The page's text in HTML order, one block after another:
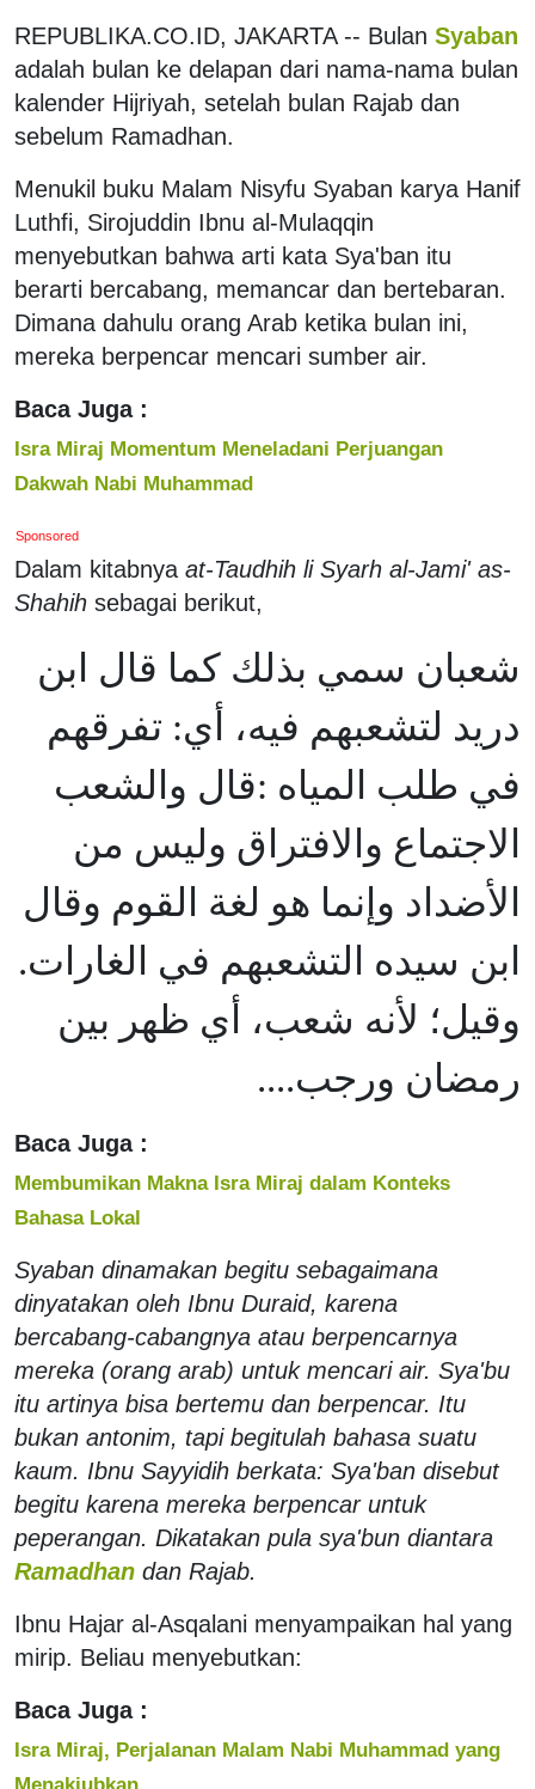
REPUBLIKA.CO.ID, JAKARTA -- Bulan Syaban
adalah bulan ke delapan dari nama-nama bulan
kalender Hijriyah, setelah bulan Rajab dan
sebelum Ramadhan.
Menukil buku Malam Nisyfu Syaban karya Hanif
Luthfi, Sirojuddin Ibnu al-Mulaqqin
menyebutkan bahwa arti kata Sya'ban itu
berarti bercabang, memancar dan bertebaran.
Dimana dahulu orang Arab ketika bulan ini,
mereka berpencar mencari sumber air.
Baca Juga :
Isra Miraj Momentum Meneladani Perjuangan
Dakwah Nabi Muhammad
Sponsored
Dalam kitabnya at-Taudhih li Syarh al-Jami' as-
Shahih sebagai berikut,
شعبان سمي بذلك كما قال ابن
دريد لتشعبهم فيه، أي: تفرقهم
في طلب المياه :قال والشعب
الاجتماع والافتراق وليس من
الأضداد وإنما هو لغة القوم وقال
ابن سيده التشعبهم في الغارات.
وقيل؛ لأنه شعب، أي ظهر بين
رمضان ورجب....
Baca Juga :
Membumikan Makna Isra Miraj dalam Konteks
Bahasa Lokal
Syaban dinamakan begitu sebagaimana
dinyatakan oleh Ibnu Duraid, karena
bercabang-cabangnya atau berpencarnya
mereka (orang arab) untuk mencari air. Sya'bu
itu artinya bisa bertemu dan berpencar. Itu
bukan antonim, tapi begitulah bahasa suatu
kaum. Ibnu Sayyidih berkata: Sya'ban disebut
begitu karena mereka berpencar untuk
peperangan. Dikatakan pula sya'bun diantara
Ramadhan dan Rajab.
Ibnu Hajar al-Asqalani menyampaikan hal yang
mirip. Beliau menyebutkan:
Baca Juga :
Isra Miraj, Perjalanan Malam Nabi Muhammad yang
Menakjubkan